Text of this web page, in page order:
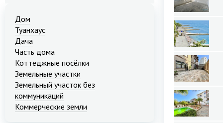
Дом
Туанхаус
Дача
Часть дома
Коттеджные посёлки
Земельные участки
Земельный участок без
коммуникаций
Коммерческие земли